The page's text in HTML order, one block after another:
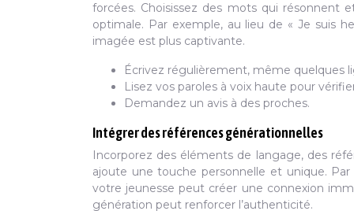
forcées. Choisissez des mots qui
optimale. Par exemple, au lieu de « Je suis
imagée est plus captivante.
Écrivez régulièrement, même quelques
Lisez vos paroles à voix haute pour
Demandez un avis à des proches.
Intégrer des références générationnelles
Incorporez des éléments de langage, des
ajoute une touche personnelle et unique.
votre jeunesse peut créer une connexion
génération peut renforcer l’authenticité.